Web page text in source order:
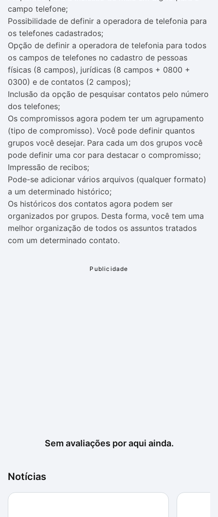
campo telefone;
Possibilidade de definir a operadora de telefonia para
os telefones cadastrados;
Opção de definir a operadora de telefonia para todos
os campos de telefones no cadastro de pessoas
físicas (8 campos), jurídicas (8 campos + 0800 +
0300) e de contatos (2 campos);
Inclusão da opção de pesquisar contatos pelo número
dos telefones;
Os compromissos agora podem ter um agrupamento
(tipo de compromisso). Você pode definir quantos
grupos você desejar. Para cada um dos grupos você
pode definir uma cor para destacar o compromisso;
Impressão de recibos;
Pode-se adicionar vários arquivos (qualquer formato)
a um determinado histórico;
Os históricos dos contatos agora podem ser
organizados por grupos. Desta forma, você tem uma
melhor organização de todos os assuntos tratados
com um determinado contato.
Sem avaliações por aqui ainda.
Notícias